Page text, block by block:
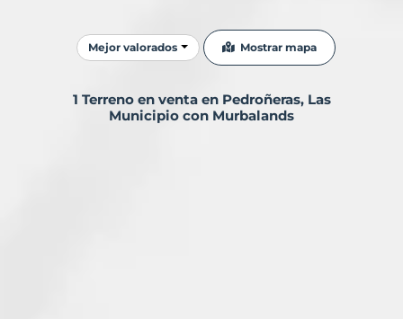
Ordenar resultados
Mejor valorados Mostrar mapa
1 Terreno en venta en Pedroñeras, Las
Municipio con Murbalands